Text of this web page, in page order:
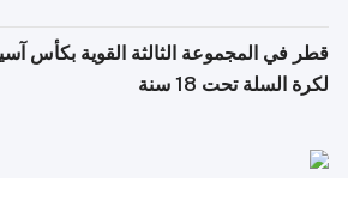
قطر في المجموعة الثالثة القوية بكأس آسيا
لكرة السلة تحت 18 سنة